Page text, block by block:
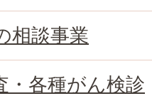
相談事業
・各種がん検診